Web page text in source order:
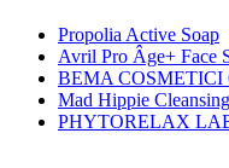
Propolia Active Soap
Avril Pro Âge+ Face
BEMA COSMETICI
Mad Hippie
PHYTORELAX